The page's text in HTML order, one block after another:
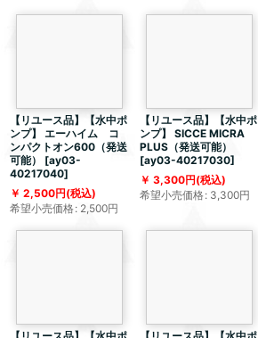
【リユース品】【水中ポ
ンプ】 エーハイム コ
ンパクトオン600（発送
可能）
[ay03-
40217040]
2,500円(税込)
希望小売価格: 2,500円
【リユース品】【水中ポ
ンプ】 SICCE MICRA
PLUS（発送可能）
[ay03-40217030]
3,300円(税込)
希望小売価格: 3,300円